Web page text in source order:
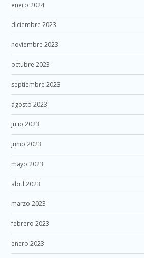
enero 2024
diciembre 2023
noviembre 2023
octubre 2023
septiembre 2023
agosto 2023
julio 2023
junio 2023
mayo 2023
abril 2023
marzo 2023
febrero 2023
enero 2023